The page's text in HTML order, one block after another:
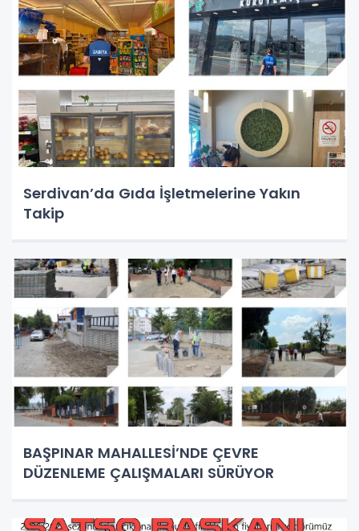
Serdivan’da Gıda İşletmelerine Yakın
Takip
BAŞPINAR MAHALLESİ’NDE ÇEVRE
DÜZENLEME ÇALIŞMALARI SÜRÜYOR